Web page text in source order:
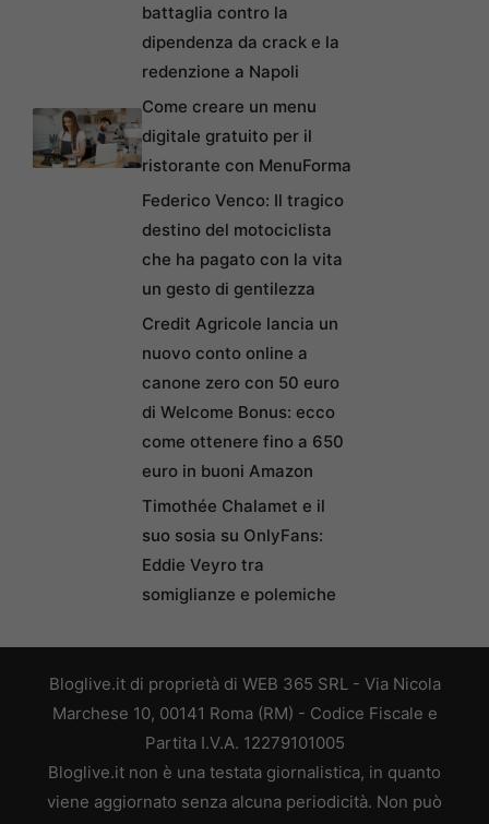
battaglia contro la
dipendenza da crack e la
redenzione a Napoli
Come creare un menu
digitale gratuito per il
ristorante con MenuForma
Federico Venco: Il tragico
destino del motociclista
che ha pagato con la vita
un gesto di gentilezza
Credit Agricole lancia un
nuovo conto online a
canone zero con 50 euro
di Welcome Bonus: ecco
come ottenere fino a 650
euro in buoni Amazon
Timothée Chalamet e il
suo sosia su OnlyFans:
Eddie Veyro tra
somiglianze e polemiche
Bloglive.it di proprietà di WEB 365 SRL - Via Nicola
Marchese 10, 00141 Roma (RM) - Codice Fiscale e
Partita I.V.A. 12279101005
Bloglive.it non è una testata giornalistica, in quanto
viene aggiornato senza alcuna periodicità. Non può